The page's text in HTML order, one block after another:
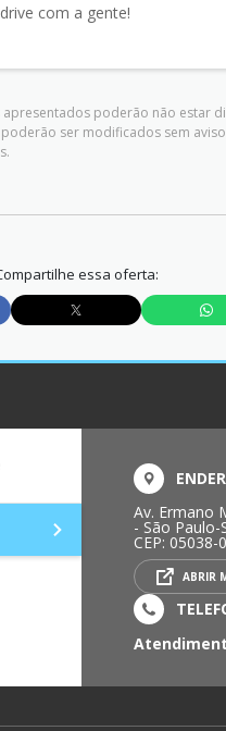
com a gente!
poderão não estar
ser modificados sem
essa oferta:
Av. Ermano
- São Paulo-
CEP: 05038-
ABRIR